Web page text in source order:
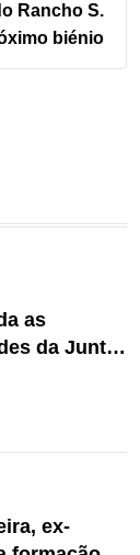
Rancho S.
biénio
as
da Junta
Ver
ex-